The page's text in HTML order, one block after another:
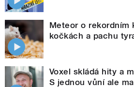
Meteor o rekordním
kočkách a pachu
Voxel skládá hity a
S jednou vůní ale